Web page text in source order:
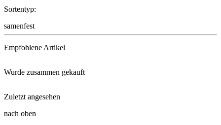
Sortentyp:
samenfest
Empfohlene Artikel
Wurde zusammen gekauft
Zuletzt angesehen
nach oben